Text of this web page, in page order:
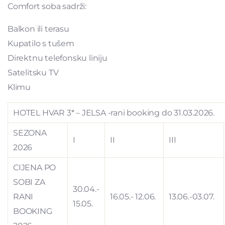
Comfort soba sadrži:
Balkon ili terasu
Kupatilo s tušem
Direktnu telefonsku liniju
Satelitsku TV
Klimu
HOTEL HVAR 3* – JELSA -rani booking do 31.03.2026.
SEZONA
2026
I II III
CIJENA PO
SOBI ZA
RANI
BOOKING
30.04.-
15.05.
16.05.- 12.06. 13.06.-03.07.